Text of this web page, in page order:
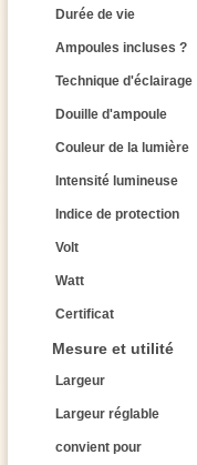
Durée de vie
Ampoules incluses ?
Technique d'éclairage
Douille d'ampoule
Couleur de la lumière
Intensité lumineuse
Indice de protection
Volt
Watt
Certificat
Mesure et utilité
Largeur
Largeur réglable
convient pour